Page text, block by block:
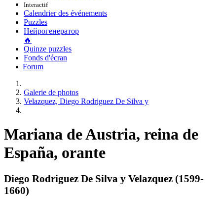
Interactif
Calendrier des événements
Puzzles
Нейрогенератор
🔥
Quinze puzzles
Fonds d'écran
Forum
Galerie de photos
Velazquez, Diego Rodriguez De Silva y
Mariana de Austria, reina de
España, orante
Diego Rodriguez De Silva y Velazquez (1599-
1660)